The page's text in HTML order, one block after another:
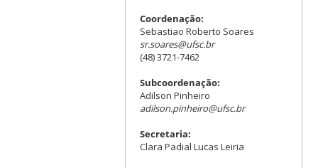
Coordenação:
Sebastiao Roberto Soares
sr.soares@ufsc.br
(48) 3721-7462
Subcoordenação:
Adilson Pinheiro
adilson.pinheiro@ufsc.br
Secretaria:
Clara Padial Lucas Leiria